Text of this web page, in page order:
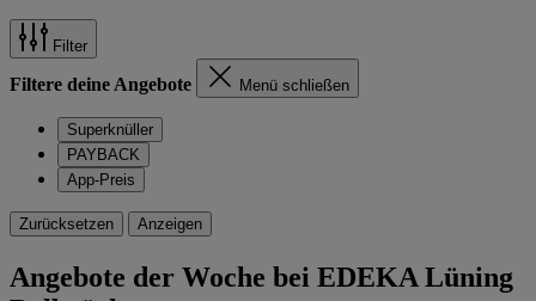
Filter
Filtere deine Angebote Menü schließen
Superknüller
PAYBACK
App-Preis
Zurücksetzen Anzeigen
Angebote der Woche bei EDEKA Lüning